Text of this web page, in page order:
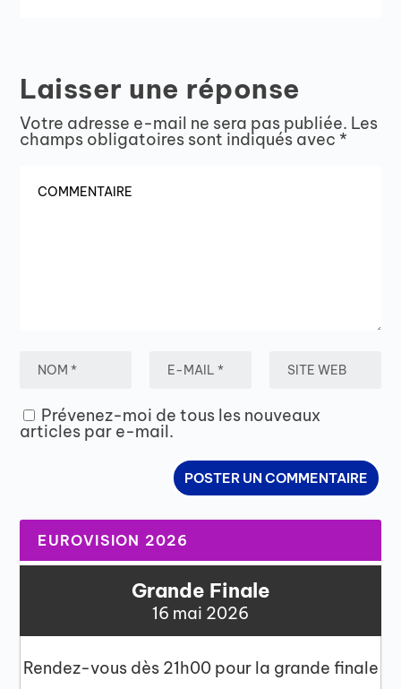
Laisser une réponse
Votre adresse e-mail ne sera pas publiée. Les
champs obligatoires sont indiqués avec *
Prévenez-moi de tous les nouveaux
articles par e-mail.
EUROVISION 2026
Grande Finale
16 mai 2026
Rendez-vous dès 21h00 pour la grande finale